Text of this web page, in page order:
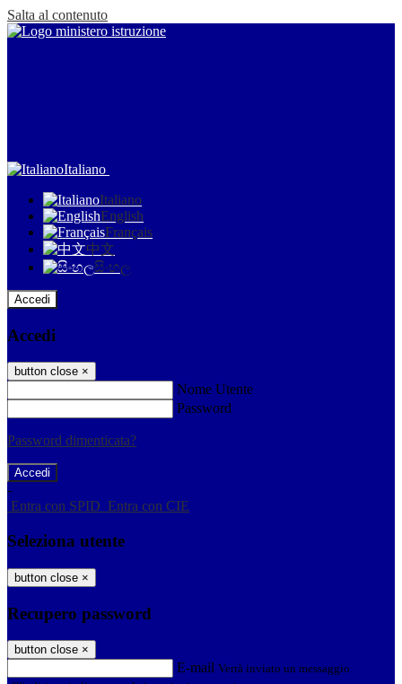
Salta al contenuto
Italiano
Italiano
English
Français
中文
සිංහල
Accedi
Accedi
button close ×
Nome Utente
Password
Password dimenticata?
-
Entra con SPID Entra con CIE
Seleziona utente
button close ×
Recupero password
button close ×
E-mail Verrà inviato un messaggio